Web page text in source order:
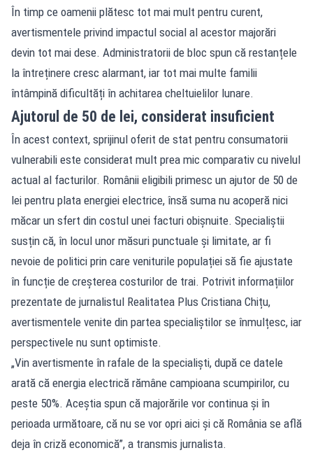
În timp ce oamenii plătesc tot mai mult pentru curent,
avertismentele privind impactul social al acestor majorări
devin tot mai dese. Administratorii de bloc spun că restanțele
la întreținere cresc alarmant, iar tot mai multe familii
întâmpină dificultăți în achitarea cheltuielilor lunare.
Ajutorul de 50 de lei, considerat insuficient
În acest context, sprijinul oferit de stat pentru consumatorii
vulnerabili este considerat mult prea mic comparativ cu nivelul
actual al facturilor. Românii eligibili primesc un ajutor de 50 de
lei pentru plata energiei electrice, însă suma nu acoperă nici
măcar un sfert din costul unei facturi obișnuite. Specialiștii
susțin că, în locul unor măsuri punctuale și limitate, ar fi
nevoie de politici prin care veniturile populației să fie ajustate
în funcție de creșterea costurilor de trai. Potrivit informațiilor
prezentate de jurnalistul Realitatea Plus Cristiana Chițu,
avertismentele venite din partea specialiștilor se înmulțesc, iar
perspectivele nu sunt optimiste.
„Vin avertismente în rafale de la specialiști, după ce datele
arată că energia electrică rămâne campioana scumpirilor, cu
peste 50%. Aceștia spun că majorările vor continua și în
perioada următoare, că nu se vor opri aici și că România se află
deja în criză economică”, a transmis jurnalista.